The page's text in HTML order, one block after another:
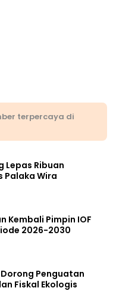
terpercaya di
Lepas Ribuan
Palaka Wira
Kembali Pimpin IOF
2026-2030
Dorong Penguatan
Fiskal Ekologis